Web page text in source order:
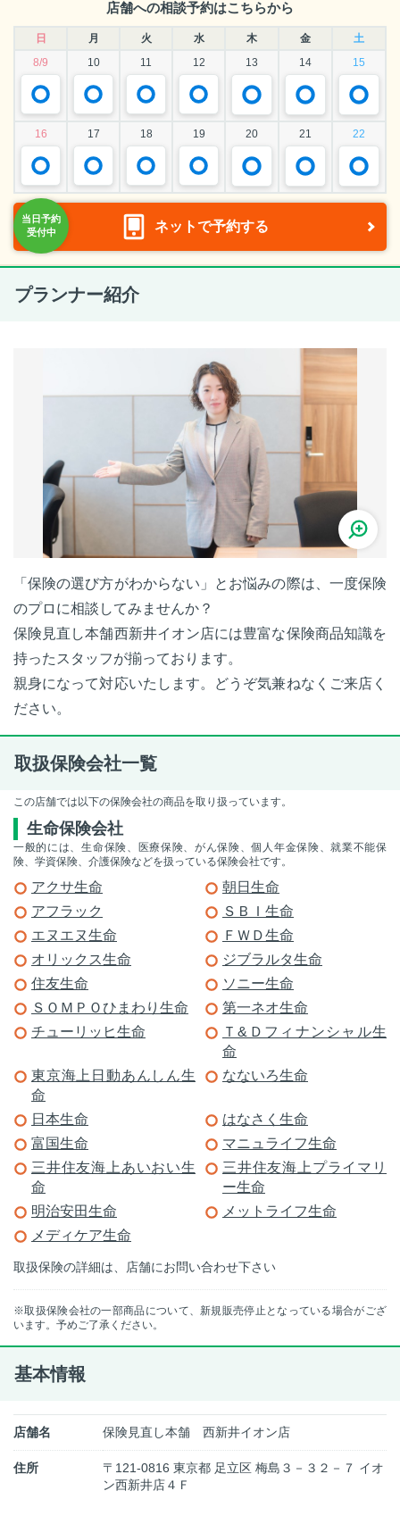
店舗への相談予約はこちらから
日 月 火 水 木 金
土
8/9
10 11 12 13 14 15
16 17 18 19 20 21 22
ネットで予約する
プランナー紹介
「保険の選び方がわからない」とお悩みの際は、一度保険
のプロに相談してみませんか？
保険見直し本舗西新井イオン店には豊富な保険商品知識を
持ったスタッフが揃っております。
親身になって対応いたします。どうぞ気兼ねなくご来店く
ださい。
取扱保険会社一覧
この店舗では以下の保険会社の商品を取り扱っています。
生命保険会社
一般的には、生命保険、医療保険、がん保険、個人年金保険、就業不能保
険、学資保険、介護保険などを扱っている保険会社です。
アクサ生命
朝日生命
アフラック
ＳＢＩ生命
エヌエヌ生命
ＦＷＤ生命
オリックス生命
ジブラルタ生命
住友生命
ソニー生命
ＳＯＭＰＯひまわり生命
第一ネオ生命
チューリッヒ生命
Ｔ&Ｄフィナンシャル生
命
東京海上日動あんしん生
命
なないろ生命
日本生命
はなさく生命
富国生命
マニュライフ生命
三井住友海上あいおい生
命
三井住友海上プライマリ
ー生命
明治安田生命
メットライフ生命
メディケア生命
取扱保険の詳細は、店舗にお問い合わせ下さい
※取扱保険会社の一部商品について、新規販売停止となっている場合がござ
います。予めご了承ください。
基本情報
店舗名 保険見直し本舗 西新井イオン店
住所
〒121-0816 東京都 足立区 梅島３－３２－７ イオ
ン西新井店４Ｆ